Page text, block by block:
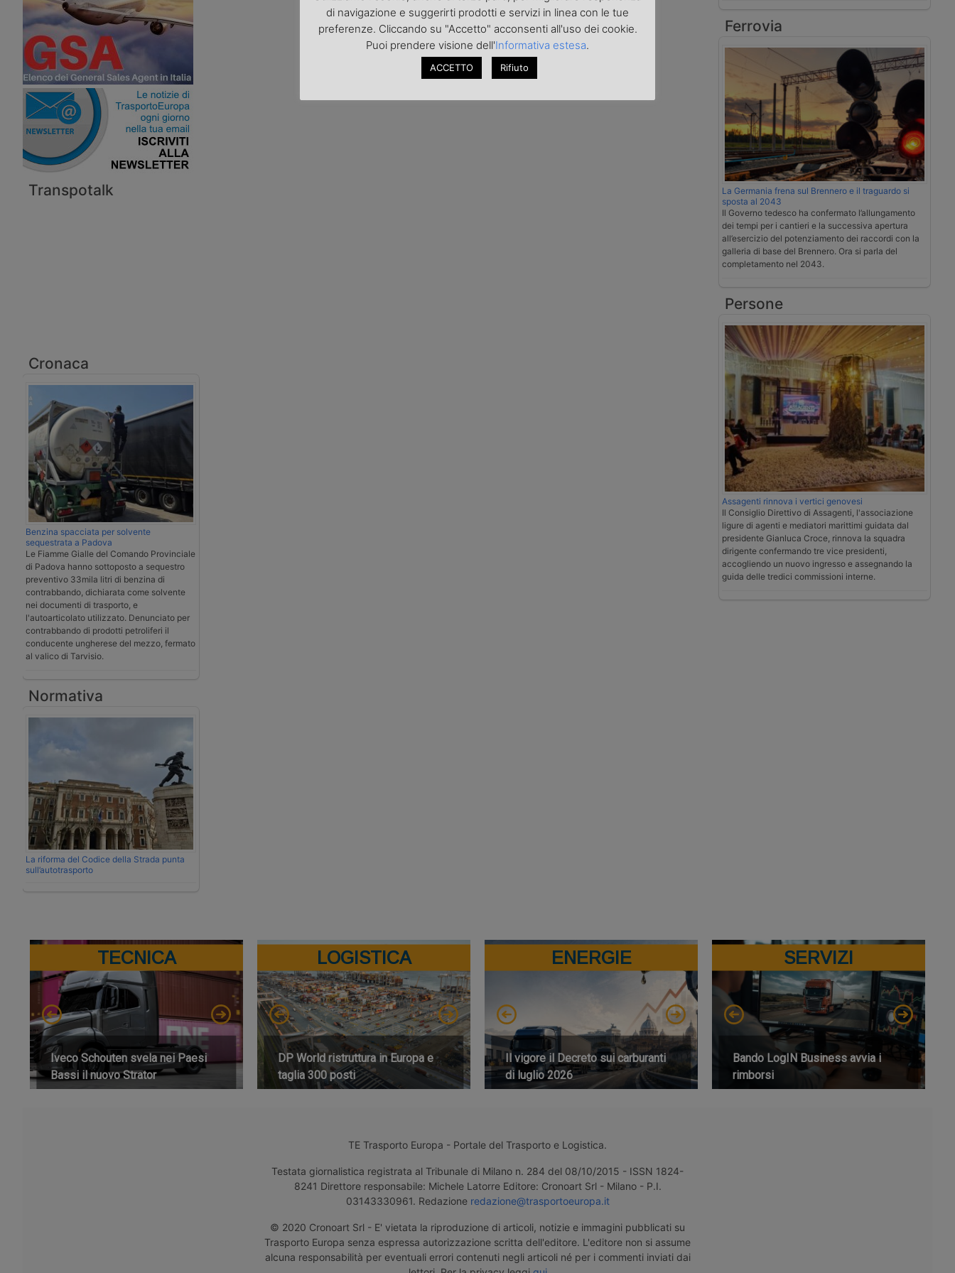
Transpotalk
Cronaca
Benzina spacciata per solvente
sequestrata a Padova
Le Fiamme Gialle del Comando Provinciale
di Padova hanno sottoposto a sequestro
preventivo 33mila litri di benzina di
contrabbando, dichiarata come solvente
nei documenti di trasporto, e
l'autoarticolato utilizzato. Denunciato per
contrabbando di prodotti petroliferi il
conducente ungherese del mezzo, fermato
al valico di Tarvisio.
Normativa
La riforma del Codice della Strada punta
sull’autotrasporto
Ferrovia
La Germania frena sul Brennero e il traguardo si
sposta al 2043
Il Governo tedesco ha confermato l’allungamento
dei tempi per i cantieri e la successiva apertura
all’esercizio del potenziamento dei raccordi con la
galleria di base del Brennero. Ora si parla del
completamento nel 2043.
Persone
Assagenti rinnova i vertici genovesi
Il Consiglio Direttivo di Assagenti, l'associazione
ligure di agenti e mediatori marittimi guidata dal
presidente Gianluca Croce, rinnova la squadra
dirigente confermando tre vice presidenti,
accogliendo un nuovo ingresso e assegnando la
guida delle tredici commissioni interne.
TECNICA
Iveco Schouten svela nei Paesi
Bassi il nuovo Strator
LOGISTICA
DP World ristruttura in Europa e
taglia 300 posti
ENERGIE
Il vigore il Decreto sui carburanti
di luglio 2026
SERVIZI
Bando LogIN Business avvia i
rimborsi
TE Trasporto Europa - Portale del Trasporto e Logistica.
Testata giornalistica registrata al Tribunale di Milano n. 284 del 08/10/2015 - ISSN 1824-
8241 Direttore responsabile: Michele Latorre Editore: Cronoart Srl - Milano - P.I.
03143330961. Redazione redazione@trasportoeuropa.it
© 2020 Cronoart Srl - E' vietata la riproduzione di articoli, notizie e immagini pubblicati su
Trasporto Europa senza espressa autorizzazione scritta dell'editore. L'editore non si assume
alcuna responsabilità per eventuali errori contenuti negli articoli né per i commenti inviati dai
di navigazione e suggerirti prodotti e servizi in linea con le tue
preferenze. Cliccando su "Accetto" acconsenti all'uso dei cookie.
Puoi prendere visione dell'Informativa estesa.
ACCETTO Rifiuto